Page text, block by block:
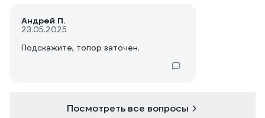
Андрей П.
23.05.2025
Подскажите, топор заточен.
Посмотреть все вопросы